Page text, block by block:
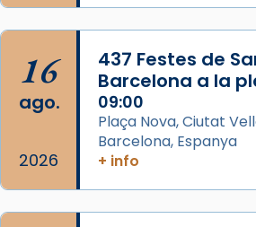
16
ago.
2026
437 Festes de
Barcelona a la
09:00
Plaça Nova, Ciutat
Barcelona, Espanya
+ info